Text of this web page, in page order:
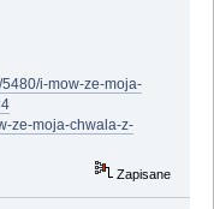
i-mow-ze-moja-
ze-moja-chwala-z-
Zapisane